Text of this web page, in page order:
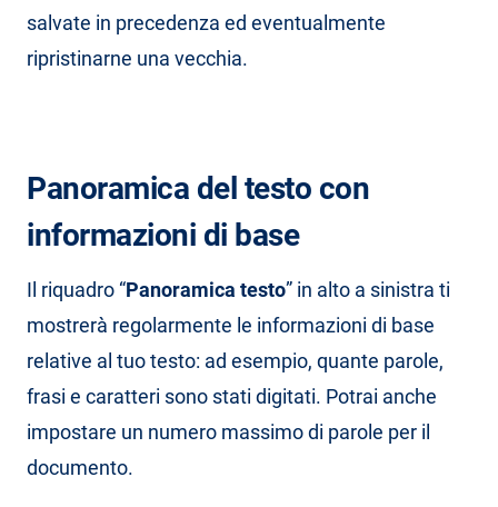
salvate in precedenza ed eventualmente
ripristinarne una vecchia.
Panoramica del testo con
informazioni di base
Il riquadro “Panoramica testo” in alto a sinistra ti
mostrerà regolarmente le informazioni di base
relative al tuo testo: ad esempio, quante parole,
frasi e caratteri sono stati digitati. Potrai anche
impostare un numero massimo di parole per il
documento.